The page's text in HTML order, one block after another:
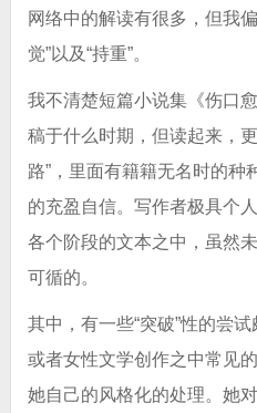
网络中的解读有很多，但我
觉”以及“持重”。
我不清楚短篇小说集《伤口
稿于什么时期，但读起来，
路”，里面有籍籍无名时的种
的充盈自信。写作者极具个
各个阶段的文本之中，虽然
可循的。
其中，有一些“突破”性的尝
或者女性文学创作之中常见
她自己的风格化的处理。她